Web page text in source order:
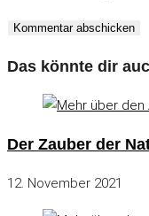
Das könnte dir
Der Zauber der
12. November 2021